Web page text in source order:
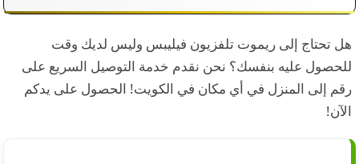
هل تحتاج إلى ريموت تلفزيون فيليبس وليس لديك وقت
للحصول عليه بنفسك؟ نحن نقدم خدمة التوصيل السريع على
رقم إلى المنزل في أي مكان في الكويت! الحصول على يدكم
الآن!